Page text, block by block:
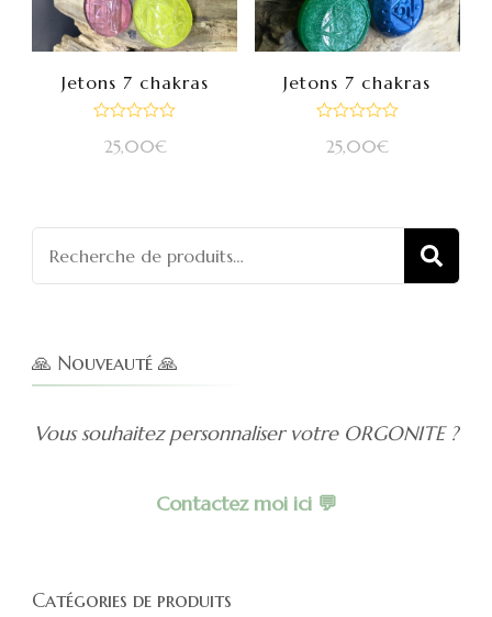
Jetons 7 chakras
25,00€
Jetons 7 chakras
25,00€
pour :
🙏 Nouveauté 🙏
Vous souhaitez personnaliser votre ORGONITE ?
Contactez moi ici 💬
Catégories de produits